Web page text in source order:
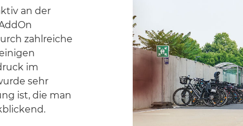
an der
zahlreiche
im
sehr
ist, die man